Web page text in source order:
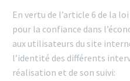
En vertu de l’article 6 de la
pour la confiance dans
aux utilisateurs du site
l’identité des différents
réalisation et de son suivi: